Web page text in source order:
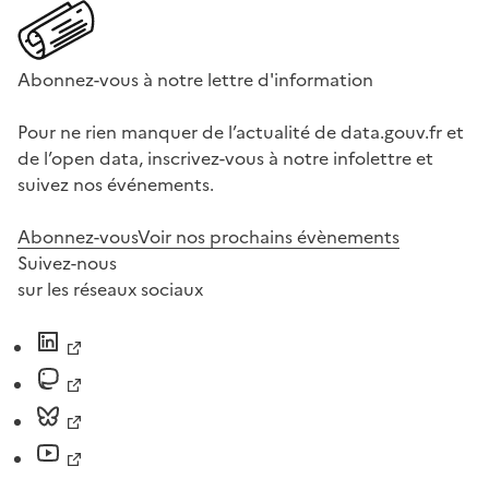
Abonnez-vous à notre lettre d'information
Pour ne rien manquer de l’actualité de data.gouv.fr et
de l’open data, inscrivez-vous à notre infolettre et
suivez nos événements.
Abonnez-vousVoir nos prochains évènements
Suivez-nous
sur les réseaux sociaux